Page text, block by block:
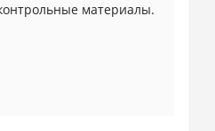
материалы.